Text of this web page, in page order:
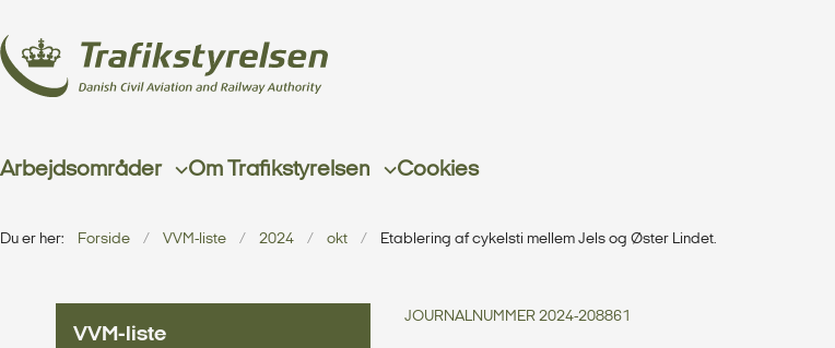
Arbejdsområder Om Trafikstyrelsen Cookies
Du er her: Forside VVM-liste 2024 okt Etablering af cykelsti mellem Jels og Øster Lindet.
VVM-liste
JOURNALNUMMER 2024-208861